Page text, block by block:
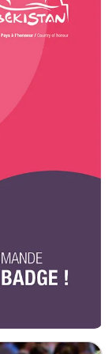
de restauration
irréprochable. Notre
vous promet
créant des
éprouvée